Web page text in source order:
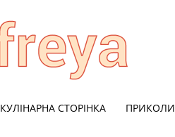
КУЛІНАРНА СТОРІНКА ПРИКОЛИ